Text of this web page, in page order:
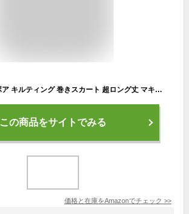
[イビザストア] 裏ボア キルティング 巻きスカート 超ロング丈 マキシ丈 (ネイビー, LL)
この商品をサイトでみる
価格と在庫をAmazonでチェック >>